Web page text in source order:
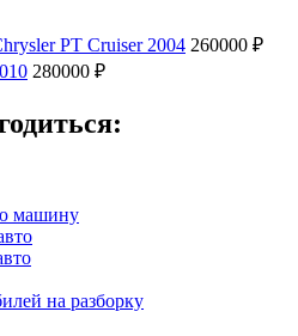
PT Cruiser 2004 260000 ₽
280000 ₽
машину
на разборку